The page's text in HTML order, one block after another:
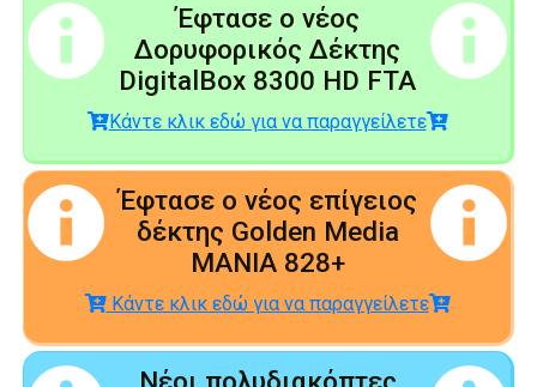
Έφτασε ο νέος
Δορυφορικός Δέκτης
DigitalBox 8300 HD FTA
Κάντε κλικ εδώ για να παραγγείλετε
Έφτασε ο νέος επίγειος
δέκτης Golden Media
MANIA 828+
Κάντε κλικ εδώ για να παραγγείλετε